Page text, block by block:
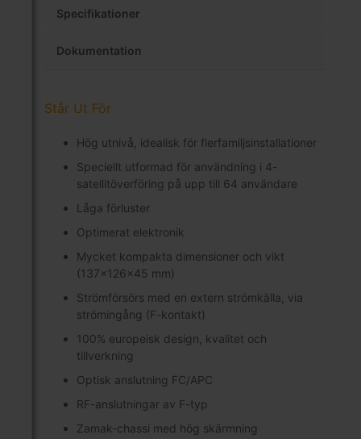
Specifikationer
Dokumentation
Står Ut För
Hög utnivå, idealisk för flerfamiljsinstallationer
Speciellt utformad för användning i 4-
satellitöverföring på upp till 64 användare
Låga förluster
Optimerat elektronik
Mycket kompakta dimensioner och vikt
(137x126x45 mm)
Strömförsörs med en extern strömkälla, via
strömingång (F-kontakt)
100% europeisk design, kvalitet och
tillverkning
Optisk anslutning FC/APC
RF-anslutningar av F-typ
Zamak-chassi med hög skärmning